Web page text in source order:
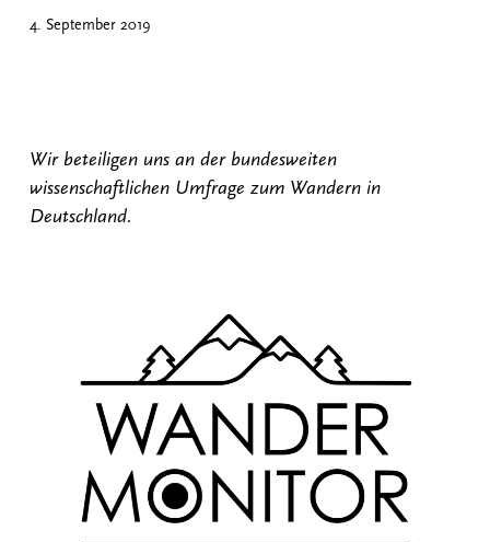
4. September 2019
Wir beteiligen uns an der bundesweiten
wissenschaftlichen Umfrage zum Wandern in
Deutschland.